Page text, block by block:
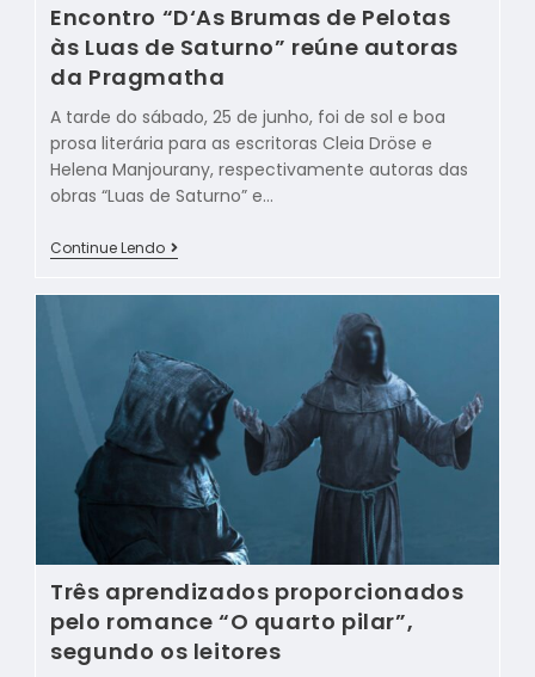
Encontro “D‘As Brumas de Pelotas
às Luas de Saturno” reúne autoras
da Pragmatha
A tarde do sábado, 25 de junho, foi de sol e boa
prosa literária para as escritoras Cleia Dröse e
Helena Manjourany, respectivamente autoras das
obras “Luas de Saturno” e…
Continue Lendo
Três aprendizados proporcionados
pelo romance “O quarto pilar”,
segundo os leitores